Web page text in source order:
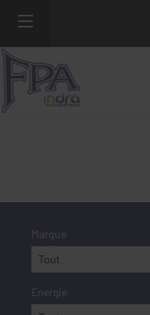
Marque
Énergie